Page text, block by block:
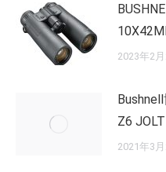
2023年2
Bushnell博士能高尔夫
201440